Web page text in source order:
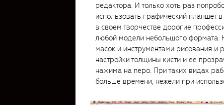
редактора. И только хоть раз
использовать графический планшет
в своем творчестве дорогие
любой модели небольшого формата.
масок и инструментами рисования и
настройки толщины кисти и ее
нажима на перо. При таких видах
больше времени, нежели при